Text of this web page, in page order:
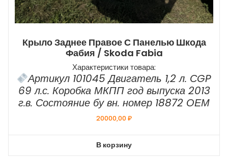
Крыло Заднее Правое С Панелью Шкода
Фабия / Skoda Fabia
Характеристики товара:
Артикул 101045 Двигатель 1,2 л. СGP
69 л.с. Коробка МКПП год выпуска 2013
г.в. Состояние бу вн. номер 18872 ОЕМ
20000,00₽
В корзину